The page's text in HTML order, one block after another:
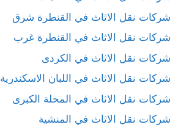
شركات نقل الاثاث في القنطرة شرق
شركات نقل الاثاث في القنطرة غرب
شركات نقل الاثاث في الكردى
شركات نقل الاثاث في اللبان الاسكندرية
شركات نقل الاثاث في المحلة الكبرى
شركات نقل الاثاث في المنشية